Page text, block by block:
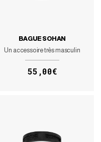
BAGUE SOHAN
Un accessoire très masculin
55,00€